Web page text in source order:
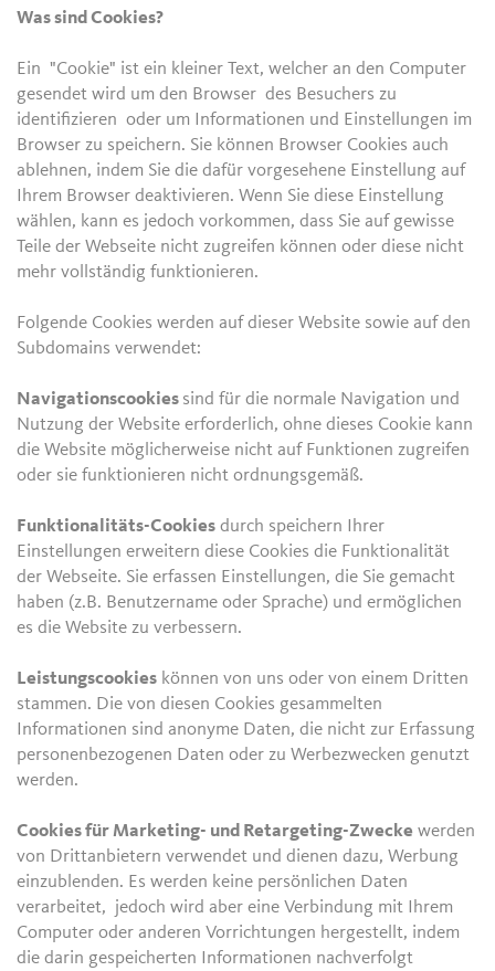
Was sind Cookies?
Ein "Cookie" ist ein kleiner Text, welcher an den Computer
gesendet wird um den Browser des Besuchers zu
identifizieren oder um Informationen und Einstellungen im
Browser zu speichern. Sie können Browser Cookies auch
ablehnen, indem Sie die dafür vorgesehene Einstellung auf
Ihrem Browser deaktivieren. Wenn Sie diese Einstellung
wählen, kann es jedoch vorkommen, dass Sie auf gewisse
Teile der Webseite nicht zugreifen können oder diese nicht
mehr vollständig funktionieren.
Folgende Cookies werden auf dieser Website sowie auf den
Subdomains verwendet:
Navigationscookies sind für die normale Navigation und
Nutzung der Website erforderlich, ohne dieses Cookie kann
die Website möglicherweise nicht auf Funktionen zugreifen
oder sie funktionieren nicht ordnungsgemäß.
Funktionalitäts-Cookies durch speichern Ihrer
Einstellungen erweitern diese Cookies die Funktionalität
der Webseite. Sie erfassen Einstellungen, die Sie gemacht
haben (z.B. Benutzername oder Sprache) und ermöglichen
es die Website zu verbessern.
Leistungscookies können von uns oder von einem Dritten
stammen. Die von diesen Cookies gesammelten
Informationen sind anonyme Daten, die nicht zur Erfassung
personenbezogenen Daten oder zu Werbezwecken genutzt
werden.
Cookies für Marketing- und Retargeting-Zwecke werden
von Drittanbietern verwendet und dienen dazu, Werbung
einzublenden. Es werden keine persönlichen Daten
verarbeitet, jedoch wird aber eine Verbindung mit Ihrem
Computer oder anderen Vorrichtungen hergestellt, indem
die darin gespeicherten Informationen nachverfolgt